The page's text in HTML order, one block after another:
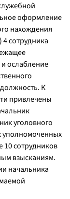
оформление
нахождения
сотрудника
ослабление
К
привлечены
уголовного
уполномоченных
сотрудников
взысканиям.
начальника